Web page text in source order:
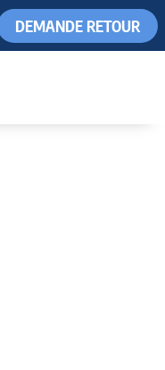
DEMANDE RETOUR